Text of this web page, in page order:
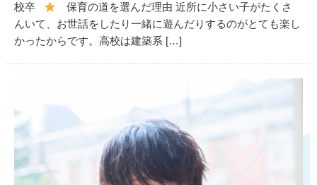
校卒
保育の道を選んだ理由 近所に小さい子がたくさ
んいて、お世話をしたり一緒に遊んだりするのがとても楽し
かったからです。高校は建築系 […]